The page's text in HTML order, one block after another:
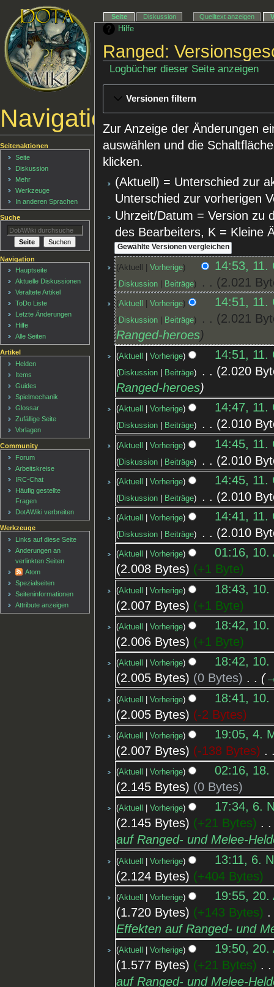
Hilfe
Ranged:
Logbücher dieser Seite anzeigen
Versionen filtern
Zur Anzeige der Änderungen
auswählen und die
klicken.
(Aktuell) = Unterschied zur
Unterschied zur vorherigen
Uhrzeit/Datum = Version zu
des Bearbeiters, K = Kleine
Aktuell Vorherige 14:53, 11.
Diskussion Beiträge 2.021
Aktuell Vorherige 14:51, 11.
Diskussion Beiträge
2.021
Ranged-heroes
Aktuell Vorherige 14:51, 11.
Diskussion Beiträge
2.020
Ranged-heroes
Aktuell Vorherige 14:47, 11.
Diskussion Beiträge 2.010
Aktuell Vorherige 14:45, 11.
Diskussion Beiträge 2.010
Aktuell Vorherige 14:45, 11.
Diskussion Beiträge 2.010
Aktuell Vorherige 14:41, 11.
Diskussion Beiträge 2.010
Aktuell Vorherige
01:16, 10.
2.008 Bytes
+1 Byte
Aktuell Vorherige
18:43, 10.
2.007 Bytes
+1 Byte
Aktuell Vorherige
18:42, 10.
2.006 Bytes
+1 Byte
Aktuell Vorherige
18:42, 10.
2.005 Bytes
0 Bytes
Aktuell Vorherige
18:41, 10.
2.005 Bytes
-2 Bytes
Aktuell Vorherige
19:05, 4.
2.007 Bytes
-138 Bytes
Aktuell Vorherige
02:16, 18.
2.145 Bytes
0 Bytes
Aktuell Vorherige
17:34, 6.
2.145 Bytes
+21 Bytes
auf Ranged- und Melee-
Aktuell Vorherige
13:11, 6.
2.124 Bytes
+404 Bytes
Aktuell Vorherige
19:55, 20.
1.720 Bytes
+143 Bytes
Effekten auf Ranged- und
Aktuell Vorherige
19:50, 20.
1.577 Bytes
+21 Bytes
auf Ranged- und Melee-
Navigationsmenü
Seite Diskussion Quelltext anzeigen
Seitenaktionen
Seite
Diskussion
Mehr
Werkzeuge
In anderen Sprachen
Suche
Navigation
Hauptseite
Aktuelle Diskussionen
Veraltete Artikel
ToDo Liste
Letzte Änderungen
Hilfe
Alle Seiten
Artikel
Helden
Items
Guides
Spielmechanik
Glossar
Zufällige Seite
Vorlagen
Community
Forum
Arbeitskreise
IRC-Chat
Häufig gestellte
Fragen
DotAWiki verbreiten
Werkzeuge
Links auf diese Seite
Änderungen an
verlinkten Seiten
Atom
Spezialseiten
Seiten­informationen
Attribute anzeigen